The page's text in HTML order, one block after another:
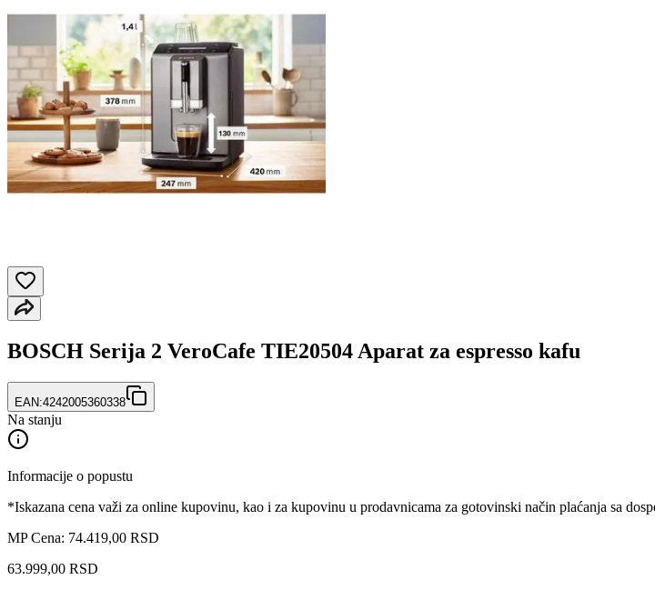
BOSCH Serija 2 VeroCafe TIE20504 Aparat za espresso kafu
EAN:4242005360338
Na stanju
Informacije o popustu
*Iskazana cena važi za online kupovinu, kao i za kupovinu u prodavnicama za gotovinski način plaćanja sa
MP Cena: 74.419,00 RSD
63.999,00 RSD